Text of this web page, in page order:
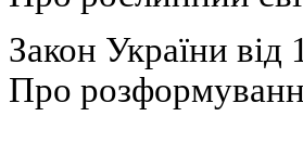
Закон України
Про